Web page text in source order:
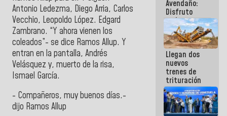
Antonio Ledezma, Diego Arria, Carlos
Vecchio, Leopoldo López. Edgard
Zambrano. “Y ahora vienen los
coleados”- se dice Ramos Allup. Y
entran en la pantalla, Andrés
Velásquez y, muerto de la risa,
Ismael García.
- Compañeros, muy buenos días.-
dijo Ramos Allup
Avendaño:
Disfruto
cada vez
que escribes
porque lo
que haces
es
embarrarla
Llegan dos
nuevos
trenes de
trituración
para
optimizar
manejo de